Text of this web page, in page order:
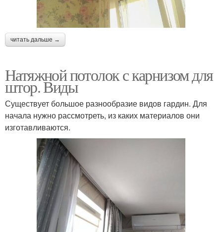
читать дальше →
Натяжной потолок с карнизом для
штор. Виды
Существует большое разнообразие видов гардин. Для
начала нужно рассмотреть, из каких материалов они
изготавливаются.